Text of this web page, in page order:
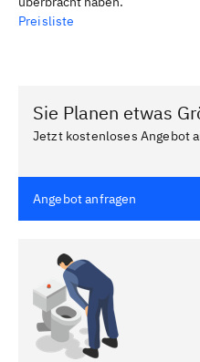
Preisliste
Sie Planen etwas
Jetzt kostenloses Angebot
Angebot anfragen